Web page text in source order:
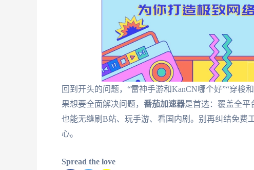
回到开头的问题，“雷神手游和KanCN哪个好”“穿梭
果想要全面解决问题， 番茄加速器是首选：覆盖全平
也能无缝刷B站、玩手游、看国内剧。别再纠结免费
心。
Spread the love